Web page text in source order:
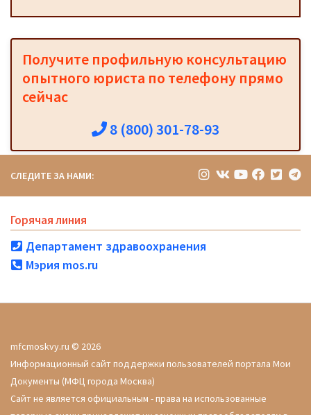
Получите профильную консультацию
опытного юриста по телефону прямо
сейчас
8 (800) 301-78-93
СЛЕДИТЕ ЗА НАМИ:
Горячая линия
Департамент здравоохранения
Мэрия mos.ru
mfcmoskvy.ru © 2026
Информационный сайт поддержки пользователей портала Мои
Документы (МФЦ города Москва)
Сайт не является официальным - права на использованные